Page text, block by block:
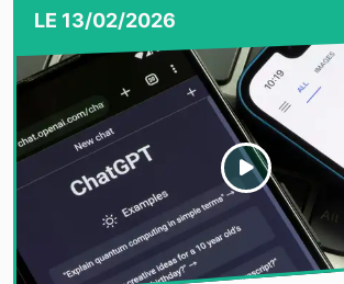
LE 13/02/2026